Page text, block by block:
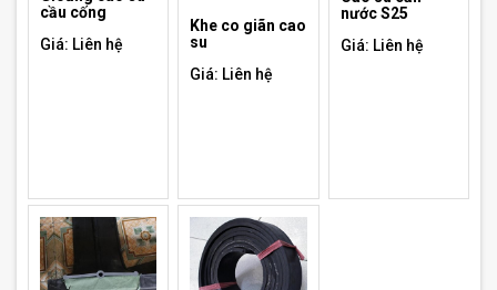
cầu cống
Giá: Liên hệ
Khe co giãn cao
su
Giá: Liên hệ
nước S25
Giá: Liên hệ